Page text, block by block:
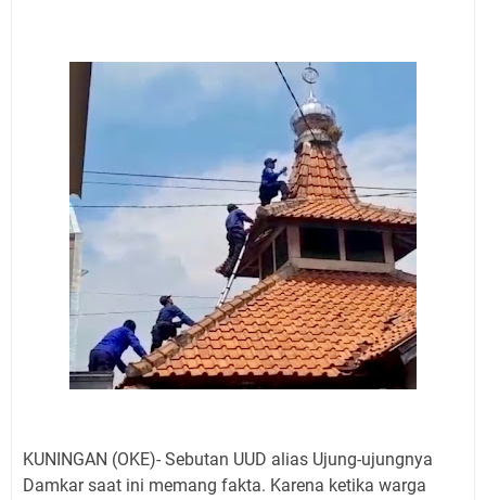
Warga Mulai Kesulitan Air Bersih Akibat Kekeringan,
Polres Kuningan dan PAM Tirta Kamuning Salurakan
Uniku Jadi Tuan Rumah Pendampingan Penyusunan
Dokumen SPMI
Sudahkah Kita Merdeka Dari Hawa Nafsu?
Info Sembako di Pasar Kepuh Kuningan Kamis 6
Agustus 2026, Daging Naik, Telur Turun
Agenda Kegiatan Bupati Kuningan Jumat 7 Agustus
2026 Ada Tiga, Tapi yang Bakal Dihadiri Hanya Satu
Ini Empat Lokasi Samsat Keliling Kuningan Jumat 7
Agustus 2026
KUNINGAN (OKE)- Sebutan UUD alias Ujung-ujungnya
Damkar saat ini memang fakta. Karena ketika warga